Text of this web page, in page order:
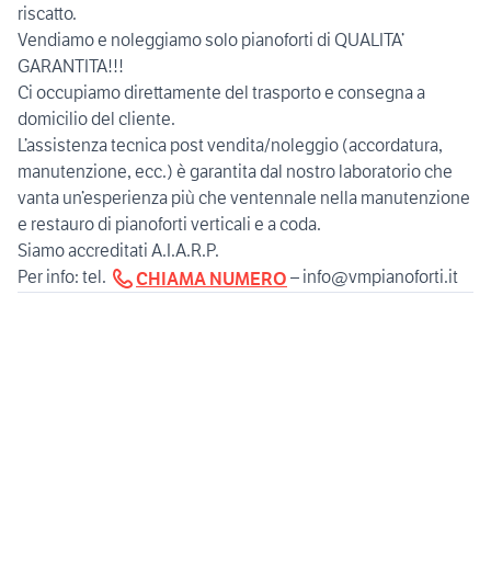
riscatto.
Vendiamo e noleggiamo solo pianoforti di QUALITA’
GARANTITA!!!
Ci occupiamo direttamente del trasporto e consegna a
domicilio del cliente.
L’assistenza tecnica post vendita/noleggio (accordatura,
manutenzione, ecc.) è garantita dal nostro laboratorio che
vanta un’esperienza più che ventennale nella manutenzione
e restauro di pianoforti verticali e a coda.
Siamo accreditati A.I.A.R.P.
Per info: tel.
CHIAMA NUMERO – info@vmpianoforti.it